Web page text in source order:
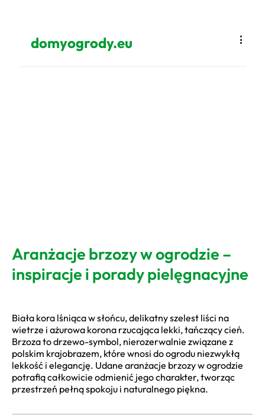
domyogrody.eu
Aranżacje brzozy w ogrodzie –
inspiracje i porady pielęgnacyjne
Biała kora lśniąca w słońcu, delikatny szelest liści na
wietrze i ażurowa korona rzucająca lekki, tańczący cień.
Brzoza to drzewo-symbol, nierozerwalnie związane z
polskim krajobrazem, które wnosi do ogrodu niezwykłą
lekkość i elegancję. Udane aranżacje brzozy w ogrodzie
potrafią całkowicie odmienić jego charakter, tworząc
przestrzeń pełną spokoju i naturalnego piękna.